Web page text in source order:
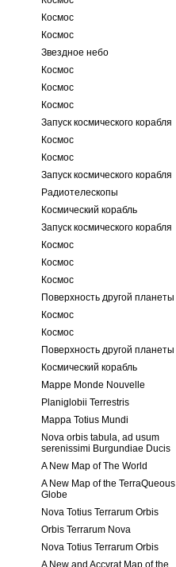
Космос
Космос
Звездное небо
Космос
Космос
Космос
Запуск космического корабля
Космос
Космос
Запуск космического корабля
Радиотелескопы
Космический корабль
Запуск космического корабля
Космос
Космос
Космос
Поверхность другой планеты
Космос
Космос
Поверхность другой планеты
Космический корабль
Mappe Monde Nouvelle
Planiglobii Terrestris
Mappa Totius Mundi
Nova orbis tabula, ad usum
serenissimi Burgundiae Ducis
A New Map of The World
A New Map of the TerraQueous
Globe
Nova Totius Terrarum Orbis
Orbis Terrarum Nova
Nova Totius Terrarum Orbis
A New and Accvrat Map of the